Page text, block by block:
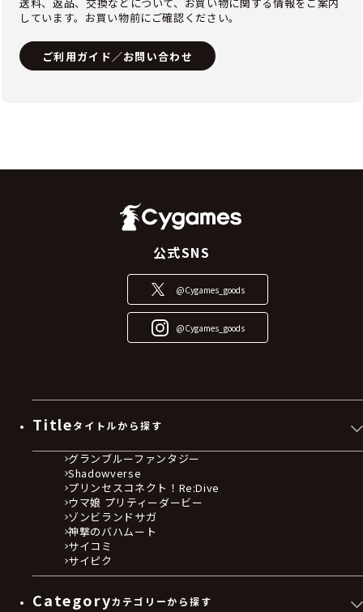
しています。お買い物前にご確認ください。
ご利用ガイド／お問い合わせ
公式SNS
@Cygames_goods
@Cygames_goods
Titleタイトルから探す
グランブルーファンタジー
Shadowverse
プリンセスコネクト！Re:Dive
ウマ娘 プリティーダービー
ゾンビランドサガ
神撃のバハムート
サイコミ
サイピク
Categoryカテゴリーから探す